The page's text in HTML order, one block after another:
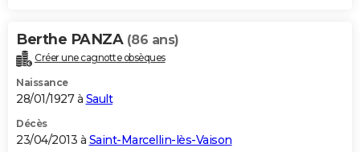
Berthe PANZA (86 ans)
Créer une cagnotte obsèques
Naissance
28/01/1927 à Sault
Décès
23/04/2013 à Saint-Marcellin-lès-Vaison